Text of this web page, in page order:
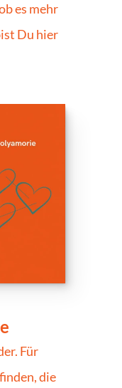
es mehr
Du hier
Für
die